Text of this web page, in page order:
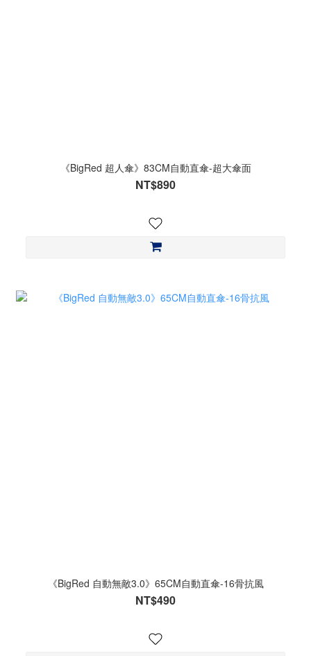
《BigRed 超人傘》83CM自動直傘-超大傘面
NT$890
《BigRed 自動無敵3.0》65CM自動直傘-16骨抗風
NT$490